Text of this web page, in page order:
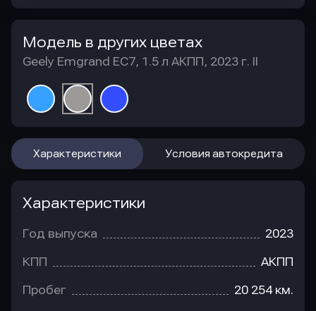
Модель в других цветах
Geely Emgrand EC7, 1.5 л АКПП, 2023 г. II
Характеристики Условия автокредита
Характеристики
Год выпуска 2023
КПП АКПП
Пробег 20 254 км.